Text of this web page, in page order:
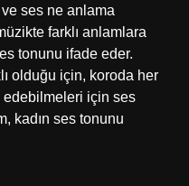
ve ses ne anlama
farklı anlamlara
tonunu ifade eder.
olduğu için, koroda her
için ses
kadın ses tonunu